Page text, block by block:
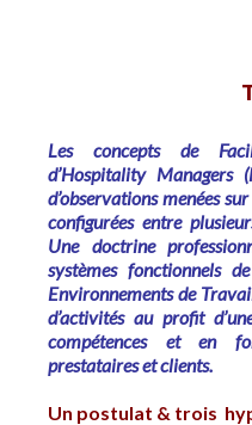
Les concepts de
d’Hospitality Managers
d’observations menées
configurées entre
Une doctrine
systèmes fonctionnels
Environnements de
d’activités au profit
compétences et en
prestataires et clients.
Un postulat & trois